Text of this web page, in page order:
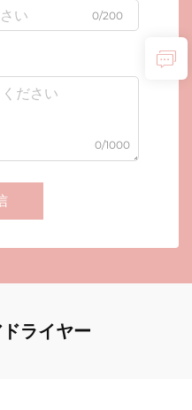
0/200
0/1000
ライヤー